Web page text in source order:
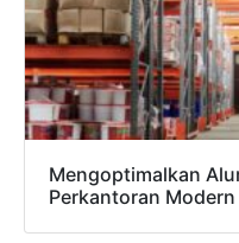
Mengoptimalkan
Perkantoran Modern